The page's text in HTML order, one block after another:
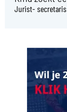
Jurist- secretaris